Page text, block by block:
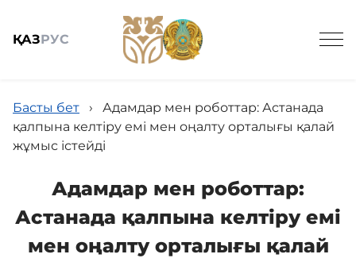
ҚАЗРУС
Жалпы мәлімет
Басты бет ›
Адамдар мен роботтар: Астанада
қалпына келтіру емі мен оңалту орталығы қалай
жұмыс істейді
Адамдар мен роботтар:
Астанада қалпына келтіру емі
мен оңалту орталығы қалай